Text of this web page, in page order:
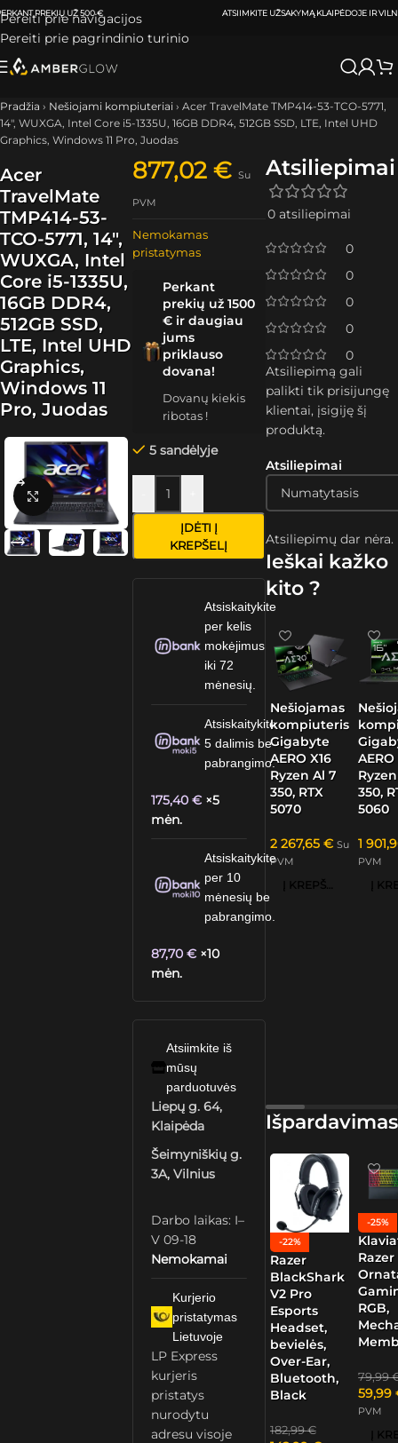
Pereiti prie navigacijos
Pereiti prie pagrindinio turinio
ATSIIMKITE UŽSAKYMĄ KLAIPĖDOJE IR VILNIUJEPER0-3 DARBO DIENAS.
Pradžia › Nešiojami kompiuteriai › Acer TravelMate TMP414-53-TCO-5771,
14″, WUXGA, Intel Core i5-1335U, 16GB DDR4, 512GB SSD, LTE, Intel UHD
Graphics, Windows 11 Pro, Juodas
Acer
TravelMate
TMP414-53-
TCO-5771, 14″,
WUXGA, Intel
Core i5-1335U,
16GB DDR4,
512GB SSD,
LTE, Intel UHD
Graphics,
Windows 11
Pro, Juodas
Spustelėkite, kad padidintumėte
877,02€ Su
PVM
Nemokamas
pristatymas
Perkant
prekių už 1500
€ ir daugiau
jums
priklauso
dovana!
Dovanų kiekis
ribotas !
5 sandėlyje
ĮDĖTI Į
KREPŠELĮ
Atsiskaitykite
per kelis
mokėjimus
iki 72
mėnesių.
Atsiskaitykite
5 dalimis be
pabrangimo.
175,40€ ×5
mėn.
Atsiskaitykite
per 10
mėnesių be
pabrangimo.
87,70€ ×10
mėn.
Atsiimkite iš
mūsų
parduotuvės
Liepų g. 64,
Klaipėda
Šeimyniškių g.
3A, Vilnius
Darbo laikas: I–
V 09-18
Nemokamai
Kurjerio
pristatymas
Lietuvoje
LP Express
kurjeris
pristatys
nurodytu
adresu visoje
Atsiliepimai
0 atsiliepimai
0
0
0
0
0
Atsiliepimai
Atsiliepimų dar nėra.
Atsiliepimą gali
palikti tik prisijungę
klientai, įsigiję šį
produktą.
Ieškai kažko
kito ?
Nešiojamas
kompiuteris
Gigabyte
AERO X16
Ryzen Al 7
350, RTX
5070
2 267,65 € Su
PVM
Į KREPŠELĮ
AERO
350,
5060
1
PVM
Išpardavimas
-22%
Razer
BlackShark
V2 Pro
Esports
Headset,
bevielės,
Over-Ear,
Bluetooth,
Black
182,99€
-25%
Razer
RGB,
79,99
59,99
PVM